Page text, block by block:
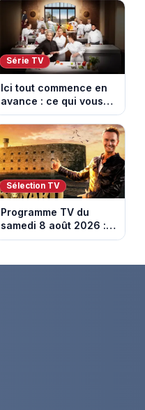
la 8e étape
Série TV
Ici tout commence en
avance : ce qui vous
attend la semaine du
10 au 14 août 2026
(spoiler)
Sélection TV
Programme TV du
samedi 8 août 2026 :
notre sélection pour